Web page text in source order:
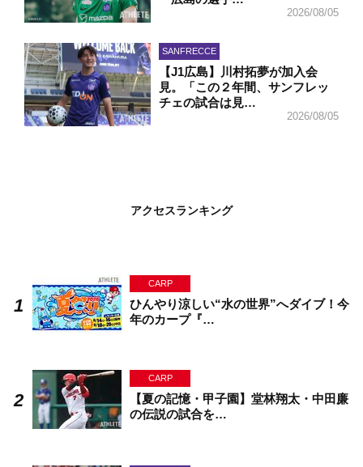
2026/08/05
SANFRECCE
【J1広島】川村拓夢が加入会
見。「この２年間、サンフレッ
チェの試合は見…
2026/08/05
アクセスランキング
CARP
ひんやり涼しい“水の世界”へダイブ！今
年のカープ『…
CARP
【夏の記憶・甲子園】堂林翔太・中田廉
の伝説の試合を…